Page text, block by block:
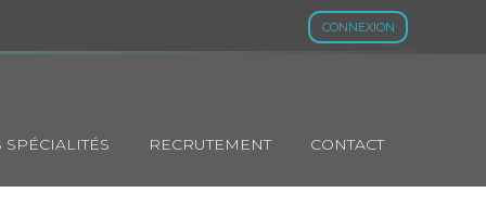
CONNEXION
SPÉCIALITÉS RECRUTEMENT CONTACT